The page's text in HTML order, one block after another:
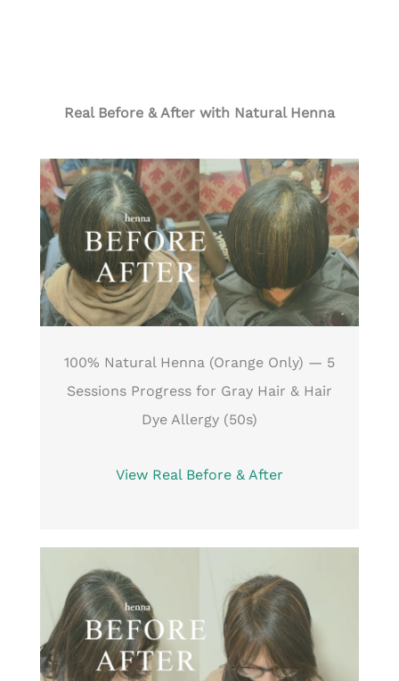
Real Before & After with Natural Henna
100% Natural Henna (Orange Only) — 5
Sessions Progress for Gray Hair & Hair
Dye Allergy (50s)
View Real Before & After